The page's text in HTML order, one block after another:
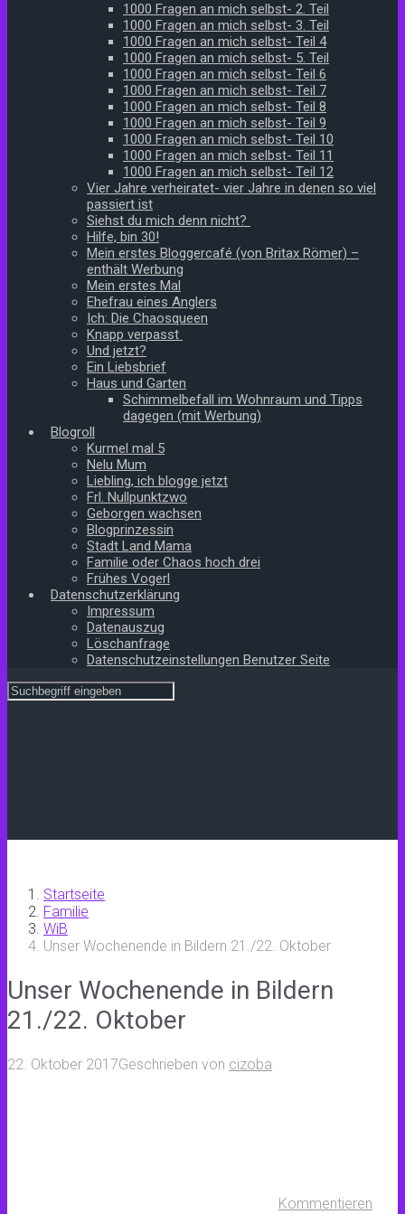
1000 Fragen an mich selbst- 2. Teil
1000 Fragen an mich selbst- 3. Teil
1000 Fragen an mich selbst- Teil 4
1000 Fragen an mich selbst- 5. Teil
1000 Fragen an mich selbst- Teil 6
1000 Fragen an mich selbst- Teil 7
1000 Fragen an mich selbst- Teil 8
1000 Fragen an mich selbst- Teil 9
1000 Fragen an mich selbst- Teil 10
1000 Fragen an mich selbst- Teil 11
1000 Fragen an mich selbst- Teil 12
Vier Jahre verheiratet- vier Jahre in denen so viel
passiert ist
Siehst du mich denn nicht?
Hilfe, bin 30!
Mein erstes Bloggercafé (von Britax Römer) –
enthält Werbung
Mein erstes Mal
Ehefrau eines Anglers
Ich: Die Chaosqueen
Knapp verpasst
Und jetzt?
Ein Liebsbrief
Haus und Garten
Schimmelbefall im Wohnraum und Tipps
dagegen (mit Werbung)
Blogroll
Kurmel mal 5
Nelu Mum
Liebling, ich blogge jetzt
Frl. Nullpunktzwo
Geborgen wachsen
Blogprinzessin
Stadt Land Mama
Familie oder Chaos hoch drei
Frühes Vogerl
Datenschutzerklärung
Impressum
Datenauszug
Löschanfrage
Datenschutzeinstellungen Benutzer Seite
Startseite
Familie
WiB
Unser Wochenende in Bildern 21./22. Oktober
Unser Wochenende in Bildern
21./22. Oktober
22. Oktober 2017Geschrieben von cizoba
Kommentieren